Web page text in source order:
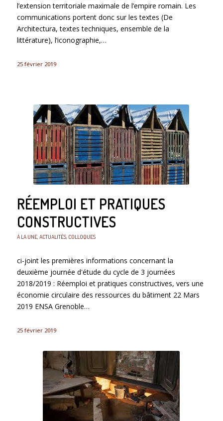
l’extension territoriale maximale de l’empire romain. Les
communications portent donc sur les textes (De
Architectura, textes techniques, ensemble de la
littérature), l’iconographie,…
25 février 2019
RÉEMPLOI ET PRATIQUES
CONSTRUCTIVES
À LA UNE, ACTUALITÉS, COLLOQUES
ci-joint les premières informations concernant la
deuxième journée d'étude du cycle de 3 journées
2018/2019 : Réemploi et pratiques constructives, vers une
économie circulaire des ressources du bâtiment 22 Mars
2019 ENSA Grenoble…
25 février 2019